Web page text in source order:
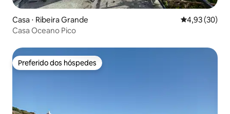
Casa ⋅ Ribeira Grande 4,93 de uma
4,93 (30)
Casa Oceano Pico
Preferido dos hóspedes
Preferido dos hóspedes